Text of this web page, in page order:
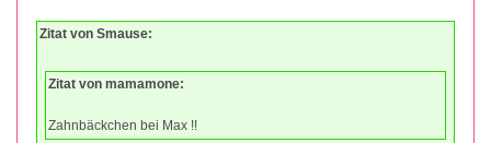
Zitat von Smause:
Zitat von mamamone:
Zahnbäckchen bei Max !!